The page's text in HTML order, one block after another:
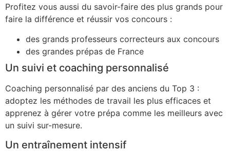
Profitez vous aussi du savoir-faire des plus grands pour
faire la différence et réussir vos concours :
des grands professeurs correcteurs aux concours
des grandes prépas de France
Un suivi et coaching personnalisé
Coaching personnalisé par des anciens du Top 3 :
adoptez les méthodes de travail les plus efficaces et
apprenez à gérer votre prépa comme les meilleurs avec
un suivi sur-mesure.
Un entraînement intensif